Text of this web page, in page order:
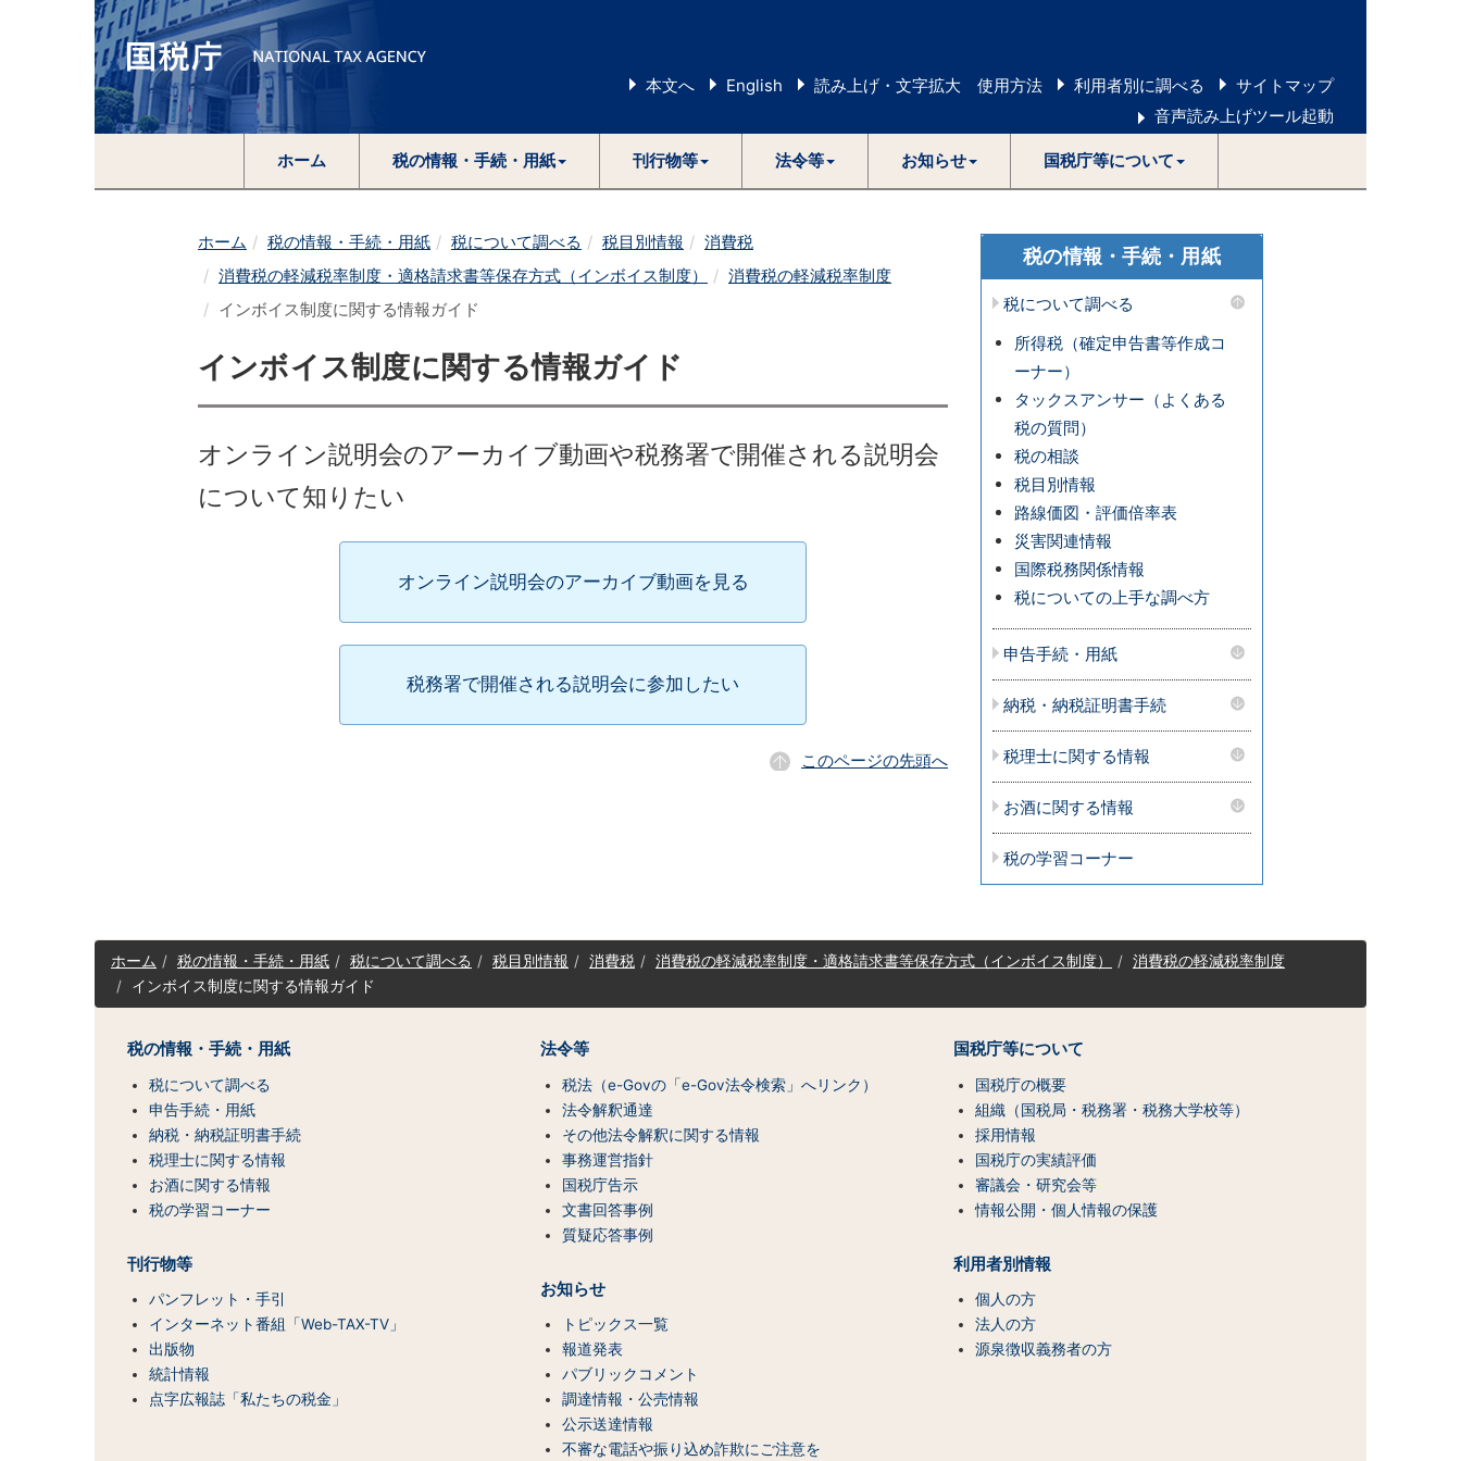
本文へ English 読み上げ・文字拡大 使用方法 利用者別に調べる
サイトマップ
音声読み上げツール起動
ホーム 税の情報・手続・用紙 刊行物等 法令等 お知らせ 国税庁等について
ホーム 税の情報・手続・用紙 税について調べる 税目別情報
消費税
消費税の軽減税率制度・適格請求書等保存方式（インボイス制度）
消費税の軽減税率制度
インボイス制度に関する情報ガイド
インボイス制度に関する情報ガイド
オンライン説明会のアーカイブ動画や税務署で開催される説明会
について知りたい
オンライン説明会のアーカイブ動画を見る
税務署で開催される説明会に参加したい
このページの先頭へ
税の情報・手続・用紙
税について調べる
所得税（確定申告書等作成コ
ーナー）
タックスアンサー（よくある
税の質問）
税の相談
税目別情報
路線価図・評価倍率表
災害関連情報
国際税務関係情報
税についての上手な調べ方
申告手続・用紙
納税・納税証明書手続
税理士に関する情報
お酒に関する情報
税の学習コーナー
サ
イ
（コ
ホーム 税の情報・手続・用紙 税について調べる 税目別情報 消費税 消費税の軽減税率制度・適格請求書等保存方式（インボイス制度）
消費税の軽減税率制度
インボイス制度に関する情報ガイド
税の情報・手続・用紙
税について調べる
申告手続・用紙
納税・納税証明書手続
税理士に関する情報
お酒に関する情報
税の学習コーナー
刊行物等
パンフレット・手引
インターネット番組「Web-TAX-TV」
出版物
統計情報
点字広報誌「私たちの税金」
法令等
税法（e-Govの「e-Gov法令検索」へリンク）
法令解釈通達
その他法令解釈に関する情報
事務運営指針
国税庁告示
文書回答事例
質疑応答事例
お知らせ
トピックス一覧
報道発表
パブリックコメント
調達情報・公売情報
公示送達情報
不審な電話や振り込め詐欺にご注意を
国税庁等について
国税庁の概要
組織（国税局・税務署・税務大学校等）
採用情報
国税庁の実績評価
審議会・研究会等
情報公開・個人情報の保護
利用者別情報
個人の方
法人の方
源泉徴収義務者の方